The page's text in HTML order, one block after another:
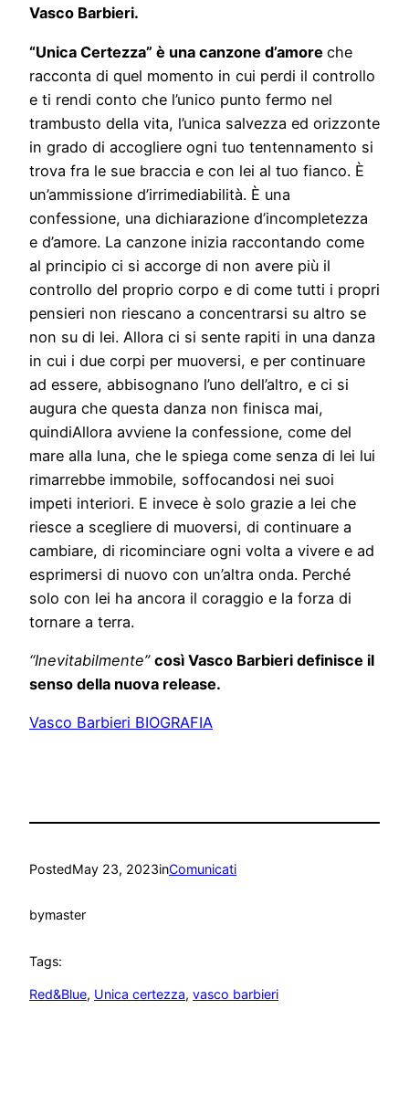
Vasco Barbieri.
“Unica Certezza” è una canzone d’amore che
racconta di quel momento in cui perdi il controllo
e ti rendi conto che l’unico punto fermo nel
trambusto della vita, l’unica salvezza ed orizzonte
in grado di accogliere ogni tuo tentennamento si
trova fra le sue braccia e con lei al tuo fianco. È
un’ammissione d’irrimediabilità. È una
confessione, una dichiarazione d’incompletezza
e d’amore. La canzone inizia raccontando come
al principio ci si accorge di non avere più il
controllo del proprio corpo e di come tutti i propri
pensieri non riescano a concentrarsi su altro se
non su di lei. Allora ci si sente rapiti in una danza
in cui i due corpi per muoversi, e per continuare
ad essere, abbisognano l’uno dell’altro, e ci si
augura che questa danza non finisca mai,
quindiAllora avviene la confessione, come del
mare alla luna, che le spiega come senza di lei lui
rimarrebbe immobile, soffocandosi nei suoi
impeti interiori. E invece è solo grazie a lei che
riesce a scegliere di muoversi, di continuare a
cambiare, di ricominciare ogni volta a vivere e ad
esprimersi di nuovo con un’altra onda. Perché
solo con lei ha ancora il coraggio e la forza di
tornare a terra.
“Inevitabilmente” così Vasco Barbieri definisce il
senso della nuova release.
Vasco Barbieri BIOGRAFIA
PostedMay 23, 2023inComunicati
bymaster
Tags:
Red&Blue, Unica certezza, vasco barbieri